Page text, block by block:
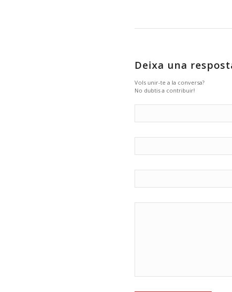
Deixa una
Vols unir-te a la conversa?
No dubtis a contribuir!